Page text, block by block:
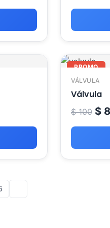
PROMO
VÁLVULA
Válvula
$100 El
$
$